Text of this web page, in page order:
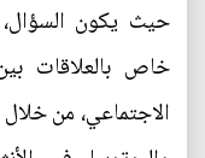
حيث يكون السؤال،
خاص بالعلاقات
الاجتماعي، من